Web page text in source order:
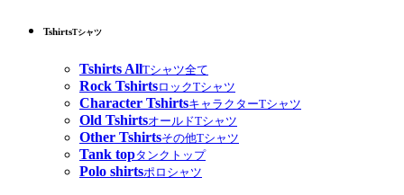
TshirtsTシャツ
Tshirts AllTシャツ全て
Rock TshirtsロックTシャツ
Character TshirtsキャラクターTシャツ
Old TshirtsオールドTシャツ
Other Tshirtsその他Tシャツ
Tank topタンクトップ
Polo shirtsポロシャツ